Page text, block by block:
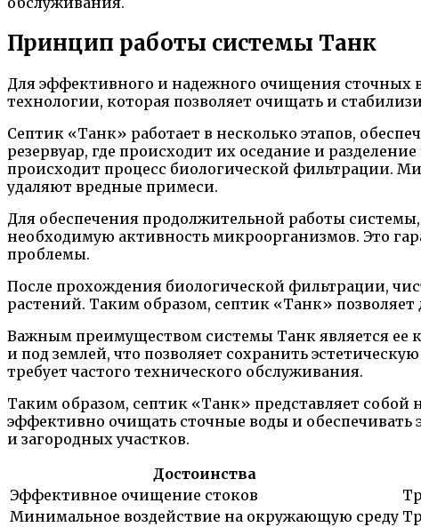
Принцип работы системы Танк
Для эффективного и надежного очищения сточных
технологии, которая позволяет очищать и
Септик «Танк» работает в несколько этапов,
резервуар, где происходит их оседание и
происходит процесс биологической фильтрации.
удаляют вредные примеси.
Для обеспечения продолжительной работы
необходимую активность микроорганизмов. Это
проблемы.
После прохождения биологической фильтрации,
растений. Таким образом, септик «Танк»
Важным преимуществом системы Танк является ее
и под землей, что позволяет сохранить
требует частого технического обслуживания.
Таким образом, септик «Танк» представляет
эффективно очищать сточные воды и обеспечивать
и загородных участков.
Достоинства
Эффективное очищение стоков
Минимальное воздействие на окружающую среду